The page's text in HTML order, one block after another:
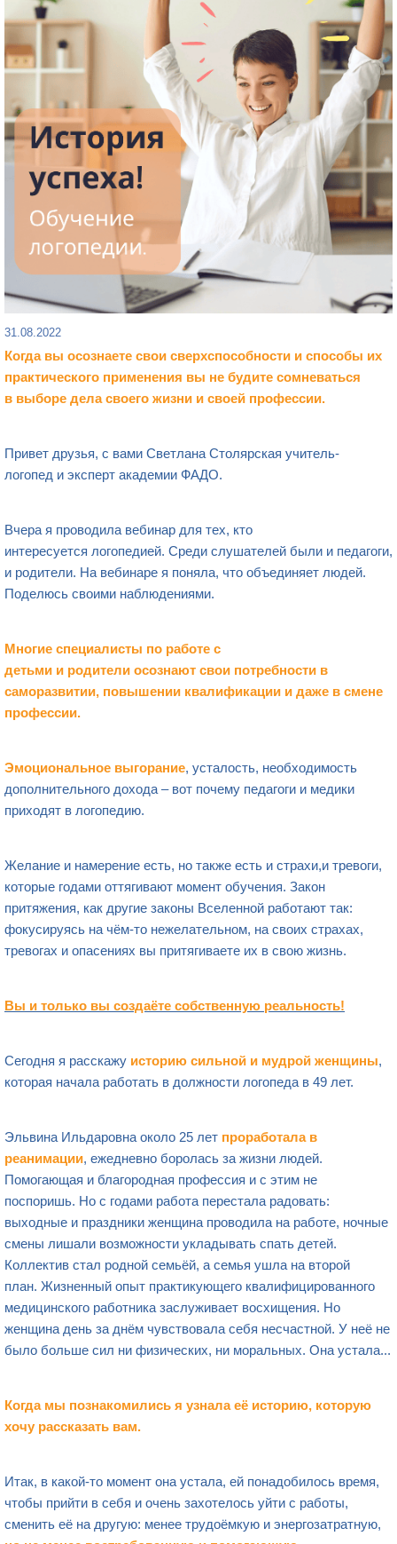
31.08.2022
Когда вы осознаете свои сверхспособности и способы их
практического применения вы не будите сомневаться
в выборе дела своего жизни и своей профессии.
Привет друзья, с вами Светлана Столярская учитель-
логопед и эксперт академии ФАДО.
Вчера я проводила вебинар для тех, кто
интересуется логопедией. Среди слушателей были и педагоги,
и родители. На вебинаре я поняла, что объединяет людей.
Поделюсь своими наблюдениями.
Многие специалисты по работе с
детьми и родители осознают свои потребности в
саморазвитии, повышении квалификации и даже в смене
профессии.
Эмоциональное выгорание, усталость, необходимость
дополнительного дохода – вот почему педагоги и медики
приходят в логопедию.
Желание и намерение есть, но также есть и страхи,и тревоги,
которые годами оттягивают момент обучения. Закон
притяжения, как другие законы Вселенной работают так:
фокусируясь на чём-то нежелательном, на своих страхах,
тревогах и опасениях вы притягиваете их в свою жизнь.
Вы и только вы создаёте собственную реальность!
Сегодня я расскажу историю сильной и мудрой женщины,
которая начала работать в должности логопеда в 49 лет.
Эльвина Ильдаровна около 25 лет проработала в
реанимации, ежедневно боролась за жизни людей.
Помогающая и благородная профессия и с этим не
поспоришь. Но с годами работа перестала радовать:
выходные и праздники женщина проводила на работе, ночные
смены лишали возможности укладывать спать детей.
Коллектив стал родной семьёй, а семья ушла на второй
план. Жизненный опыт практикующего квалифицированного
медицинского работника заслуживает восхищения. Но
женщина день за днём чувствовала себя несчастной. У неё не
было больше сил ни физических, ни моральных. Она устала...
Когда мы познакомились я узнала её историю, которую
хочу рассказать вам.
Итак, в какой-то момент она устала, ей понадобилось время,
чтобы прийти в себя и очень захотелось уйти с работы,
сменить её на другую: менее трудоёмкую и энергозатратную,